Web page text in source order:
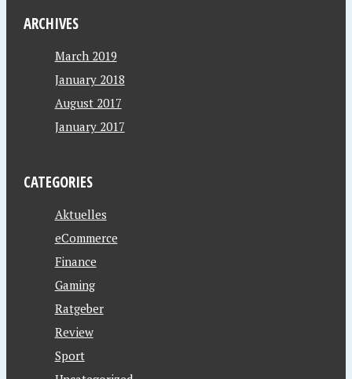
ARCHIVES
March 2019
January 2018
August 2017
January 2017
CATEGORIES
Aktuelles
eCommerce
Finance
Gaming
Ratgeber
Review
Sport